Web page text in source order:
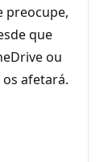
preocupe,
que
ou
afetará.